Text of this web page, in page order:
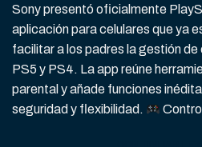
Sony presentó oficialmente
aplicación para celulares que ya
facilitar a los padres la gestión de
PS5 y PS4. La app reúne
parental y añade funciones
seguridad y flexibilidad.